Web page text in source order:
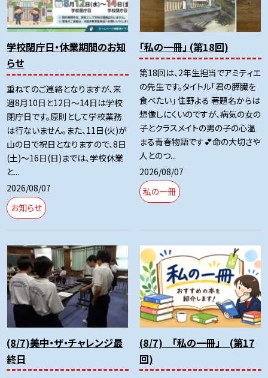
学校閉庁日・休業期間のお知
らせ
重ねてのご連絡となりますが、来
週8月10日と12日～14日は学校
閉庁日です。原則として学校業務
は行ないません。また、11日(火)が
山の日で祝日となりますので、8日
(土)～16日(日)までは、学校休業
と...
2026/08/07
お知らせ
「私の一冊」 (第18回)
第18回は、2年生担当でアミティエ
の先生です。タイトル「君の膵臓を
食べたい」 住野よる 著題名からは
想像しにくいのですが、病気の女の
子とクラスメイトの男の子の心温
まる青春物語です💕命の大切さや
人とのつ...
2026/08/07
私の一冊
(8/7)美中・ザ・チャレンジ最
終日
(8/7) 「私の一冊」 (第17
回)